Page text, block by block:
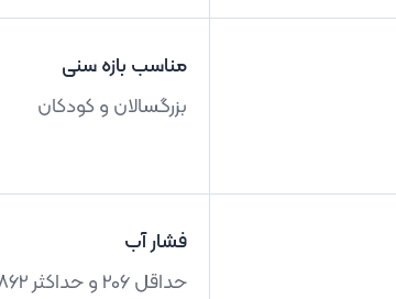
مناسب بازه سنی
بزرگسالان و کودکان
فشار آب
حداقل 206 و حداکثر 862 کیلوپاسکال